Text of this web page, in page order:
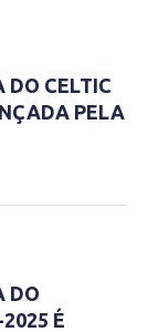
DO CELTIC
PELA
DO
É